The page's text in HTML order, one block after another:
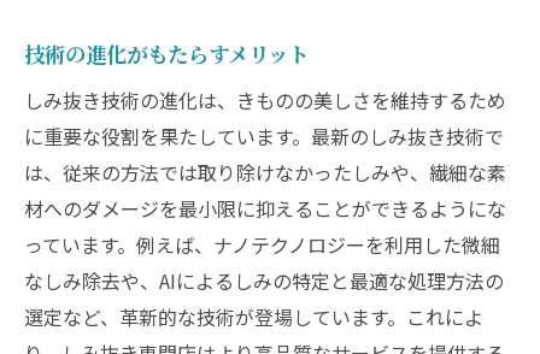
技術の進化がもたらすメリット
しみ抜き技術の進化は、きものの美しさを維持するため
に重要な役割を果たしています。最新のしみ抜き技術で
は、従来の方法では取り除けなかったしみや、繊細な素
材へのダメージを最小限に抑えることができるようにな
っています。例えば、ナノテクノロジーを利用した微細
なしみ除去や、AIによるしみの特定と最適な処理方法の
選定など、革新的な技術が登場しています。これによ